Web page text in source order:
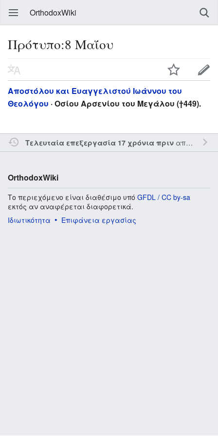
OrthodoxWiki
Πρότυπο:8 Μαΐου
Αποστόλου και Ευαγγελιστού Ιωάννου του
Θεολόγου · Οσίου Αρσενίου του Μεγάλου (†449).
Τελευταία επεξεργασία 17 χρόνια πριναπό τον την
OrthodoxWiki
Το περιεχόμενο είναι διαθέσιμο υπό GFDL / CC by-sa
εκτός αν αναφέρεται διαφορετικά.
Ιδιωτικότητα
Επιφάνεια εργασίας